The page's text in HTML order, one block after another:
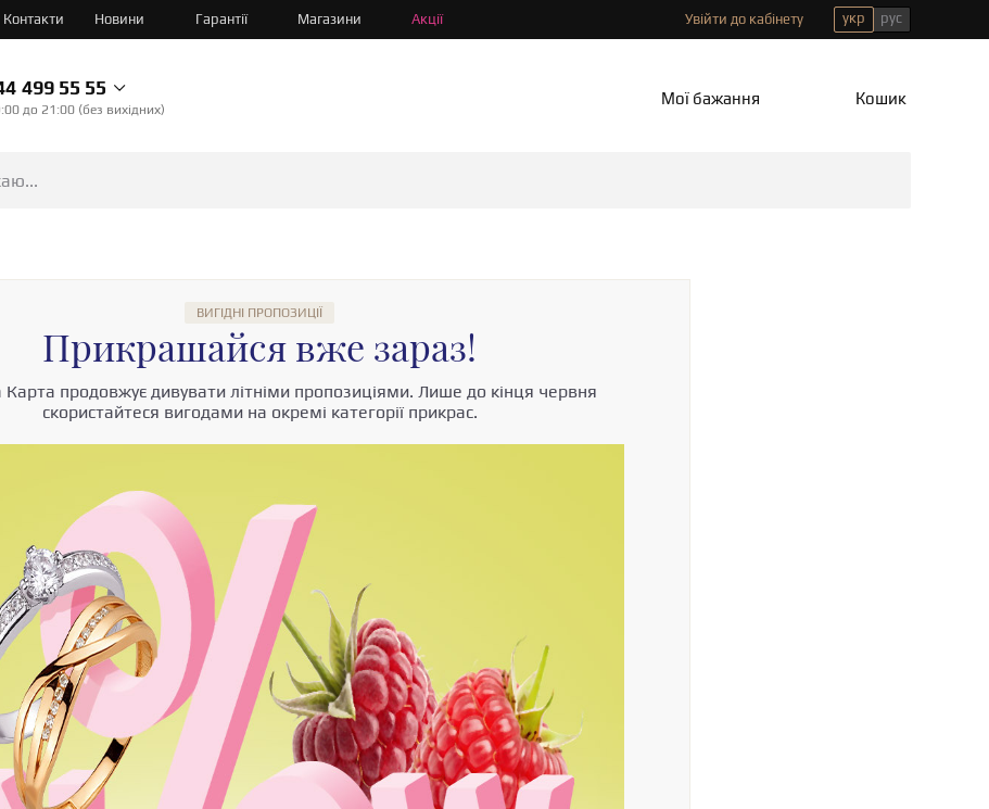
Контакти Новини Гарантії Магазини Акції Увійти до кабінету укр рус
499 55 55
до 21:00 (без вихідних)
Мої бажання Кошик
ВИГІДНІ ПРОПОЗИЦІЇ
Прикрашайся вже зараз!
продовжує дивувати літніми пропозиціями. Лише до кінця червня
скористайтеся вигодами на окремі категорії прикрас.